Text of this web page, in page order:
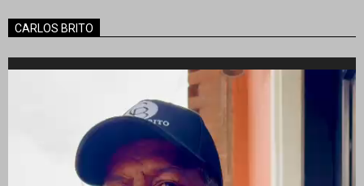
CARLOS BRITO
Reproductor